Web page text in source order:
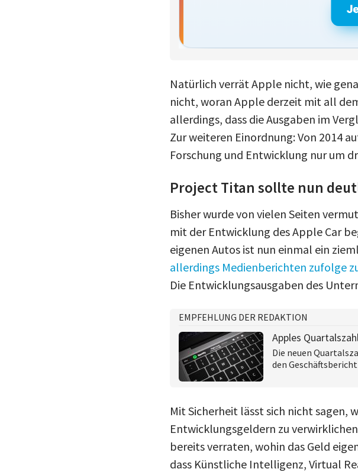
Natürlich verrät Apple nicht, wie
nicht, woran Apple derzeit mit all
allerdings, dass die Ausgaben im
Zur weiteren Einordnung: Von 2014
Forschung und Entwicklung nur um
Project Titan sollte nun
Bisher wurde von vielen Seiten
mit der Entwicklung des Apple Car
eigenen Autos ist nun einmal ein
allerdings Medienberichten zufolge
Die Entwicklungsausgaben des
EMPFEHLUNG DER REDAKTION
Apples
​Die neuen
den
Mit Sicherheit lässt sich nicht sagen,
Entwicklungsgeldern zu
bereits verraten, wohin das Geld
dass Künstliche Intelligenz, Virtual